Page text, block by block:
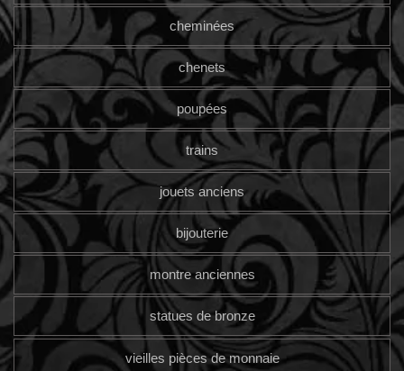
cheminées
chenets
poupées
trains
jouets anciens
bijouterie
montre anciennes
statues de bronze
vieilles pièces de monnaie